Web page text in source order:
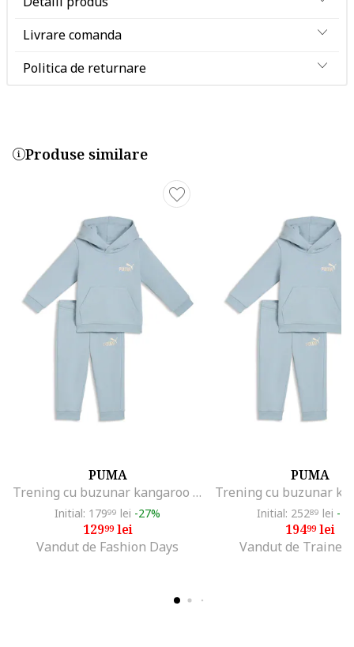
Livrare comanda
Politica de returnare
Produse similare
PUMA
Trening cu buzunar kangaroo si logo brodat, Albastru prafuit
Initial: 17999 lei -27%
12999lei
Vandut de Fashion Days
PUMA
Initial: 25289 lei -
19499lei
Vandut de